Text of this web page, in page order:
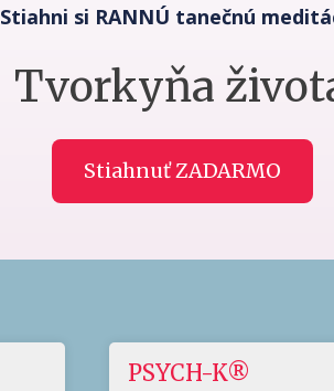
Stiahni si RANNÚ tanečnú
Tvorkyňa
Stiahnuť ZADARMO
PSYCH-K®